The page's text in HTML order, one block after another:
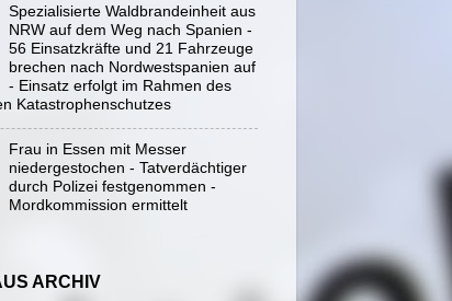
Spezialisierte Waldbrandeinheit aus
NRW auf dem Weg nach Spanien -
56 Einsatzkräfte und 21 Fahrzeuge
brechen nach Nordwestspanien auf
- Einsatz erfolgt im Rahmen des
Katastrophenschutzes
Frau in Essen mit Messer
niedergestochen - Tatverdächtiger
durch Polizei festgenommen -
Mordkommission ermittelt
ARCHIV